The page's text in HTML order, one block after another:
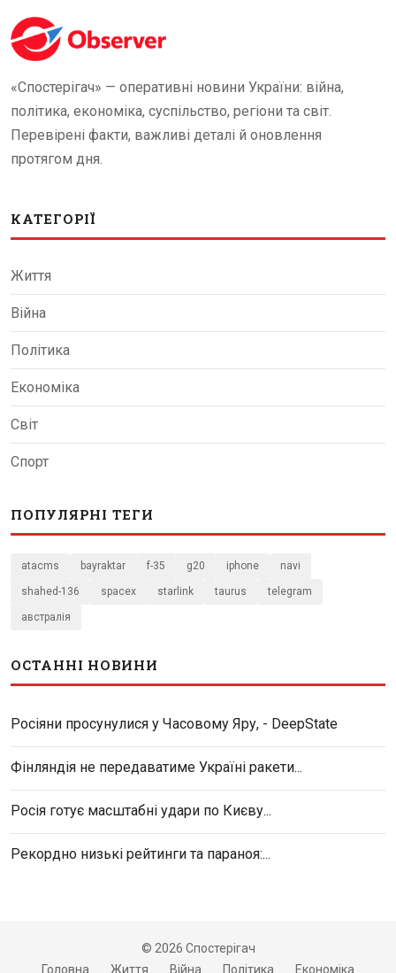
«Спостерігач» — оперативні новини України: війна,
політика, економіка, суспільство, регіони та світ.
Перевірені факти, важливі деталі й оновлення
протягом дня.
КАТЕГОРІЇ
Життя
Війна
Політика
Економіка
Світ
Спорт
ПОПУЛЯРНІ ТЕГИ
atacms bayraktar f-35 g20 iphone navi
shahed-136 spacex starlink taurus telegram
австралія
ОСТАННІ НОВИНИ
Росіяни просунулися у Часовому Яру, - DeepState
Фінляндія не передаватиме Україні ракети...
Росія готує масштабні удари по Києву...
Рекордно низькі рейтинги та параноя:...
© 2026 Спостерігач
Головна
Життя Війна Політика Економіка